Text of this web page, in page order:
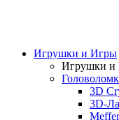
Игрушки и Игры
Игрушки и
3D
3D-